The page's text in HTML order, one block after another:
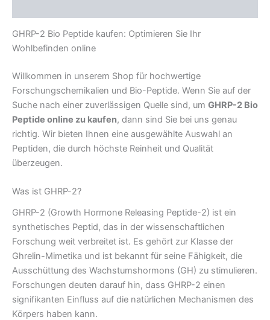
GHRP-2 Bio Peptide kaufen: Optimieren Sie Ihr
Wohlbefinden online
Willkommen in unserem Shop für hochwertige
Forschungschemikalien und Bio-Peptide. Wenn Sie auf der
Suche nach einer zuverlässigen Quelle sind, um GHRP-2 Bio
Peptide online zu kaufen, dann sind Sie bei uns genau
richtig. Wir bieten Ihnen eine ausgewählte Auswahl an
Peptiden, die durch höchste Reinheit und Qualität
überzeugen.
Was ist GHRP-2?
GHRP-2 (Growth Hormone Releasing Peptide-2) ist ein
synthetisches Peptid, das in der wissenschaftlichen
Forschung weit verbreitet ist. Es gehört zur Klasse der
Ghrelin-Mimetika und ist bekannt für seine Fähigkeit, die
Ausschüttung des Wachstumshormons (GH) zu stimulieren.
Forschungen deuten darauf hin, dass GHRP-2 einen
signifikanten Einfluss auf die natürlichen Mechanismen des
Körpers haben kann.